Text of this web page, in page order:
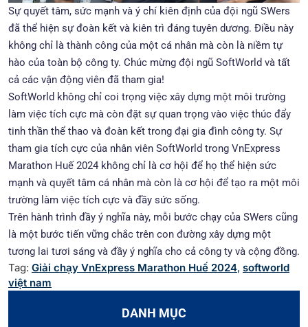
Sự quyết tâm, sức mạnh và ý chí kiên định của đội ngũ SWers
đã thể hiện sự đoàn kết và kiên trì đáng tuyên dương. Điều này
không chỉ là thành công của một cá nhân mà còn là niềm tự
hào của toàn bộ công ty. Chúc mừng đội ngũ SoftWorld và tất
cả các vận động viên đã tham gia!
SoftWorld không chỉ coi trọng việc xây dựng một môi trường
làm việc tích cực mà còn đặt sự quan trọng vào việc thúc đẩy
tinh thần thể thao và đoàn kết trong đại gia đình công ty. Sự
tham gia tích cực của nhân viên SoftWorld trong VnExpress
Marathon Huế 2024 không chỉ là cơ hội để họ thể hiện sức
mạnh và quyết tâm cá nhân mà còn là cơ hội để tạo ra một môi
trường làm việc tích cực và đầy sức sống.
Trên hành trình đầy ý nghĩa này, mỗi bước chạy của SWers cũng
là một bước tiến vững chắc trên con đường xây dựng một
tương lai tươi sáng và đầy ý nghĩa cho cả công ty và cộng đồng.
Tag: Giải chạy VnExpress Marathon Huế 2024, softworld
việt nam
DANH MỤC